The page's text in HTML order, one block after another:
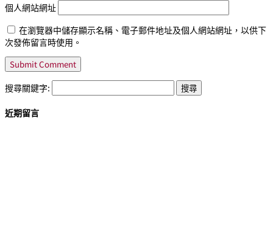
個人網站網址
在瀏覽器中儲存顯示名稱、電子郵件地址及個人網站網址，以供下
次發佈留言時使用。
搜尋關鍵字:
近期留言